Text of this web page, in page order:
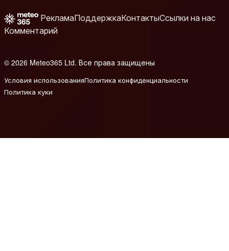
РекламаПоддержкаКонтактыСсылки на нас
Комментарий
© 2026 Meteo365 Ltd. Все права защищены
Условия использованияПолитика конфиденциальности
Политика куки